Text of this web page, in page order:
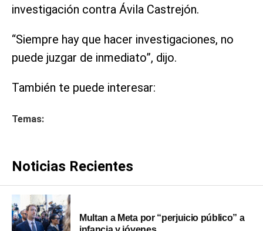
investigación contra Ávila Castrejón.
“Siempre hay que hacer investigaciones, no
puede juzgar de inmediato”, dijo.
También te puede interesar:
Temas:
Noticias Recientes
Multan a Meta por “perjuicio público” a